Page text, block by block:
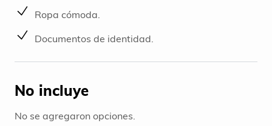
Ropa cómoda.
Documentos de identidad.
No incluye
No se agregaron opciones.